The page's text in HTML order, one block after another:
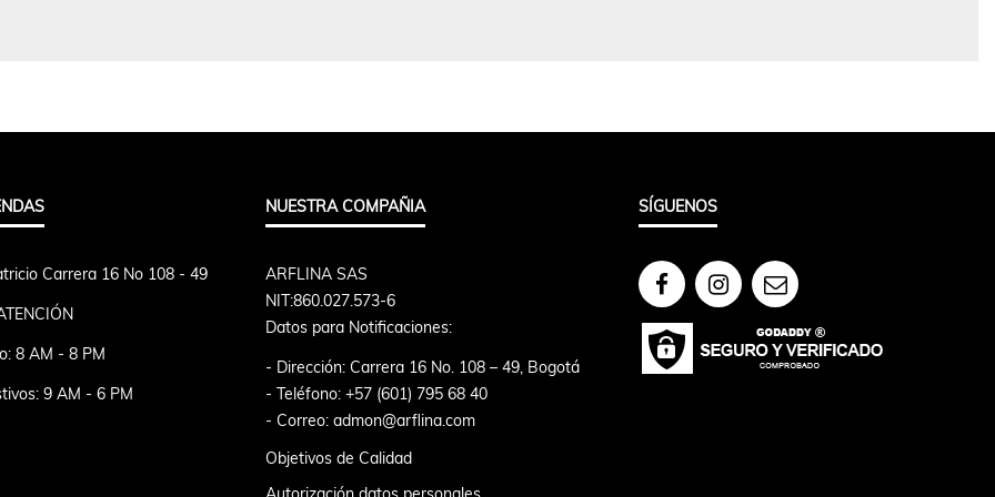
Carrera 16 No 108 - 49
8 AM - 8 PM
9 AM - 6 PM
NUESTRA COMPAÑIA
ARFLINA SAS
NIT:860.027.573-6
Datos para Notificaciones:
- Dirección: Carrera 16 No. 108 – 49, Bogotá
- Teléfono: +57 (601) 795 68 40
- Correo: admon@arflina.com
Objetivos de Calidad
SÍGUENOS